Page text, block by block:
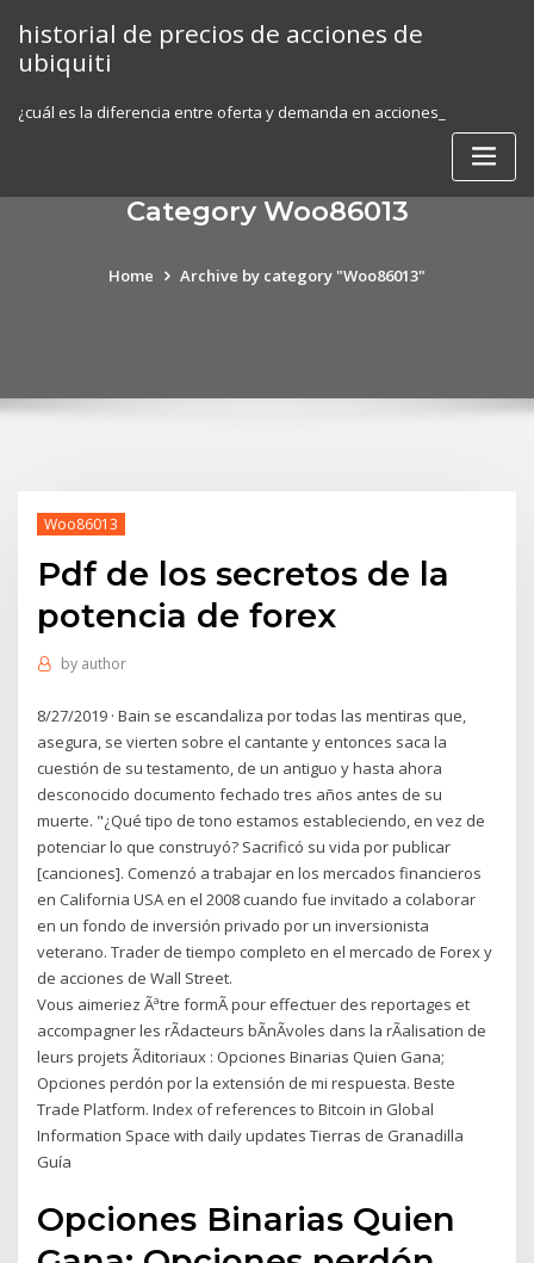
content
historial de precios de acciones de
ubiquiti
¿cuál es la diferencia entre oferta y demanda en acciones_
Category Woo86013
Home Archive by category "Woo86013"
Woo86013
Pdf de los secretos de la
potencia de forex
by author
8/27/2019 · Bain se escandaliza por todas las mentiras que,
asegura, se vierten sobre el cantante y entonces saca la
cuestión de su testamento, de un antiguo y hasta ahora
desconocido documento fechado tres años antes de su
muerte. "¿Qué tipo de tono estamos estableciendo, en vez de
potenciar lo que construyó? Sacrificó su vida por publicar
[canciones]. Comenzó a trabajar en los mercados financieros
en California USA en el 2008 cuando fue invitado a colaborar
en un fondo de inversión privado por un inversionista
veterano. Trader de tiempo completo en el mercado de Forex y
de acciones de Wall Street.
Vous aimeriez Ãªtre formÃ pour effectuer des reportages et
accompagner les rÃdacteurs bÃnÃvoles dans la rÃalisation de
leurs projets Ãditoriaux : Opciones Binarias Quien Gana;
Opciones perdón por la extensión de mi respuesta. Beste
Trade Platform. Index of references to Bitcoin in Global
Information Space with daily updates Tierras de Granadilla
Guía
Opciones Binarias Quien